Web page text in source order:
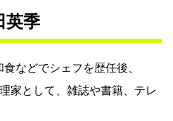
英季
などでシェフを歴任後、
家として、雑誌や書籍、テレ